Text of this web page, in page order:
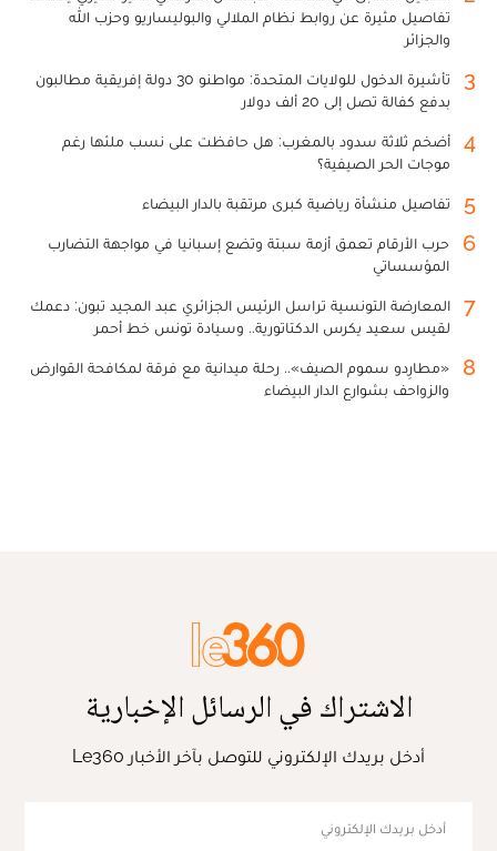
تفاصيل مثيرة عن روابط نظام الملالي والبوليساريو وحزب الله
والجزائر
3
تأشيرة الدخول للولايات المتحدة: مواطنو 30 دولة إفريقية مطالبون
بدفع كفالة تصل إلى 20 ألف دولار
4
أضخم ثلاثة سدود بالمغرب: هل حافظت على نسب ملئها رغم
موجات الحر الصيفية؟
5 تفاصيل منشأة رياضية كبرى مرتقبة بالدار البيضاء
6
حرب الأرقام تعمق أزمة سبتة وتضع إسبانيا في مواجهة التضارب
المؤسساتي
7
المعارضة التونسية تراسل الرئيس الجزائري عبد المجيد تبون: دعمك
لقيس سعيد يكرس الدكتاتورية.. وسيادة تونس خط أحمر
8
«مطارِدو سموم الصيف».. رحلة ميدانية مع فرقة لمكافحة القوارض
والزواحف بشوارع الدار البيضاء
الاشتراك في الرسائل الإخبارية
أدخل بريدك الإلكتروني للتوصل بآخر الأخبار Le360